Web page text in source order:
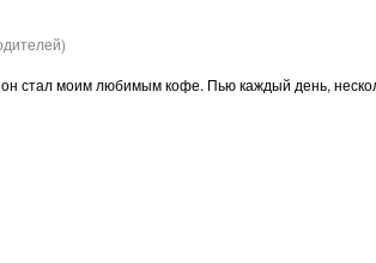
стал моим любимым кофе. Пью каждый день,